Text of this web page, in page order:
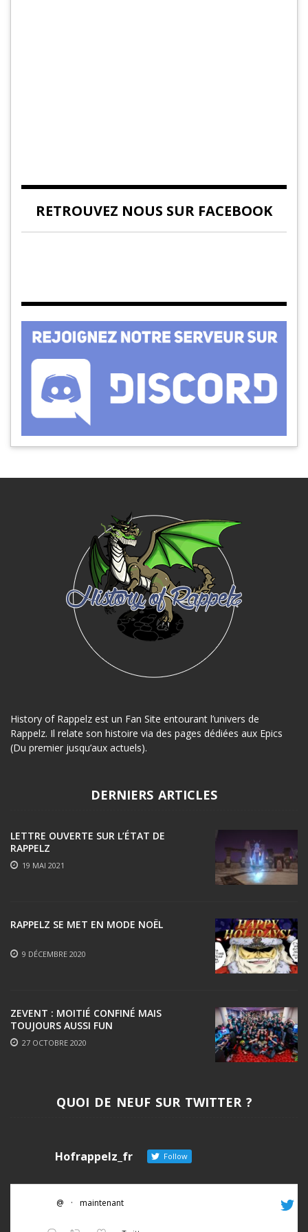
RETROUVEZ NOUS SUR FACEBOOK
History of Rappelz est un Fan Site entourant l’univers de
Rappelz. Il relate son histoire via des pages dédiées aux Epics
(Du premier jusqu’aux actuels).
DERNIERS ARTICLES
LETTRE OUVERTE SUR L’ÉTAT DE
RAPPELZ
19 MAI 2021
RAPPELZ SE MET EN MODE NOËL
9 DÉCEMBRE 2020
ZEVENT : MOITIÉ CONFINÉ MAIS
TOUJOURS AUSSI FUN
27 OCTOBRE 2020
QUOI DE NEUF SUR TWITTER ?
Hofrappelz_fr Follow
@ · maintenant